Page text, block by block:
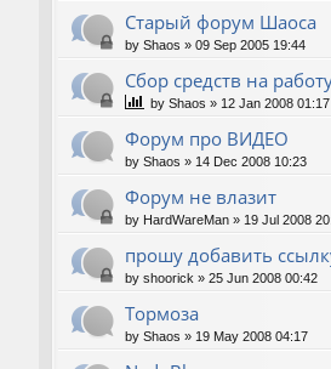
Старый форум Шаоса
by Shaos » 09 Sep 2005 19:44
Сбор средств на
by Shaos » 12 Jan 2008 01:17
Форум про ВИДЕО
by Shaos » 14 Dec 2008 10:23
Форум не влазит
by HardWareMan » 19 Jul 2008
прошу добавить
by shoorick » 25 Jun 2008 00:42
Тормоза
by Shaos » 19 May 2008 04:17